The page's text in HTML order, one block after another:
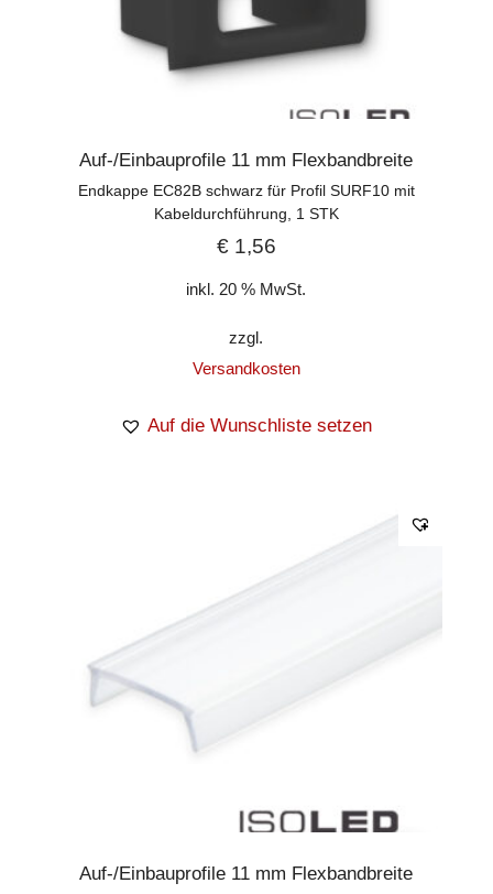
Auf-/Einbauprofile 11 mm Flexbandbreite
Endkappe EC82B schwarz für Profil SURF10 mit
Kabeldurchführung, 1 STK
€1,56
inkl. 20 % MwSt.
zzgl.
Versandkosten
Auf die Wunschliste setzen
Auf-/Einbauprofile 11 mm Flexbandbreite